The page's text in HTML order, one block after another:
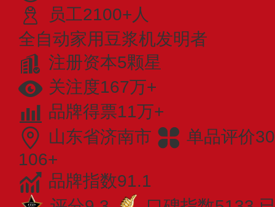
员工2100+人
全自动家用豆浆机发明者
注册资本5颗星
关注度167万+
品牌得票11万+
山东省济南市
单品评价
106+
品牌指数91.1